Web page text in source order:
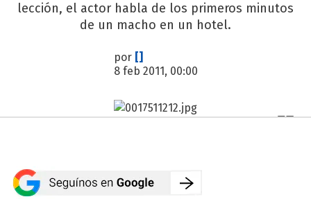
lección, el actor habla de los primeros minutos
de un macho en un hotel.
por []
8 feb 2011, 00:00